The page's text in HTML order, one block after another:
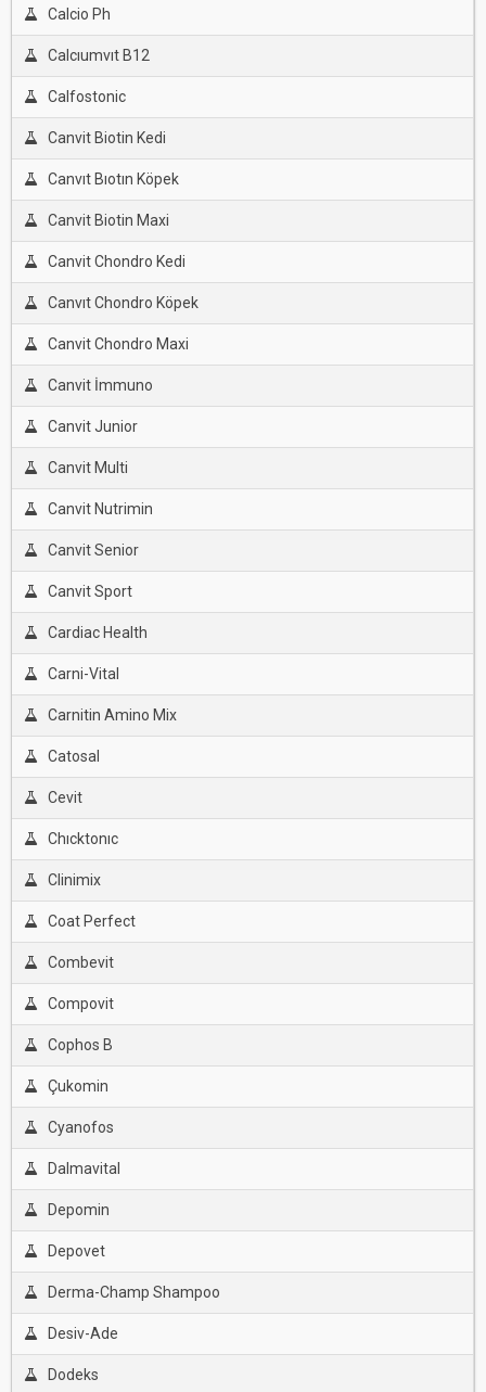
Calcio Ph
Calcıumvıt B12
Calfostonic
Canvit Biotin Kedi
Canvıt Bıotın Köpek
Canvit Biotin Maxi
Canvit Chondro Kedi
Canvıt Chondro Köpek
Canvit Chondro Maxi
Canvit İmmuno
Canvit Junior
Canvit Multi
Canvit Nutrimin
Canvit Senior
Canvit Sport
Cardiac Health
Carni-Vital
Carnitin Amino Mix
Catosal
Cevit
Chıcktonıc
Clinimix
Coat Perfect
Combevit
Compovit
Cophos B
Çukomin
Cyanofos
Dalmavital
Depomin
Depovet
Derma-Champ Shampoo
Desiv-Ade
Dodeks